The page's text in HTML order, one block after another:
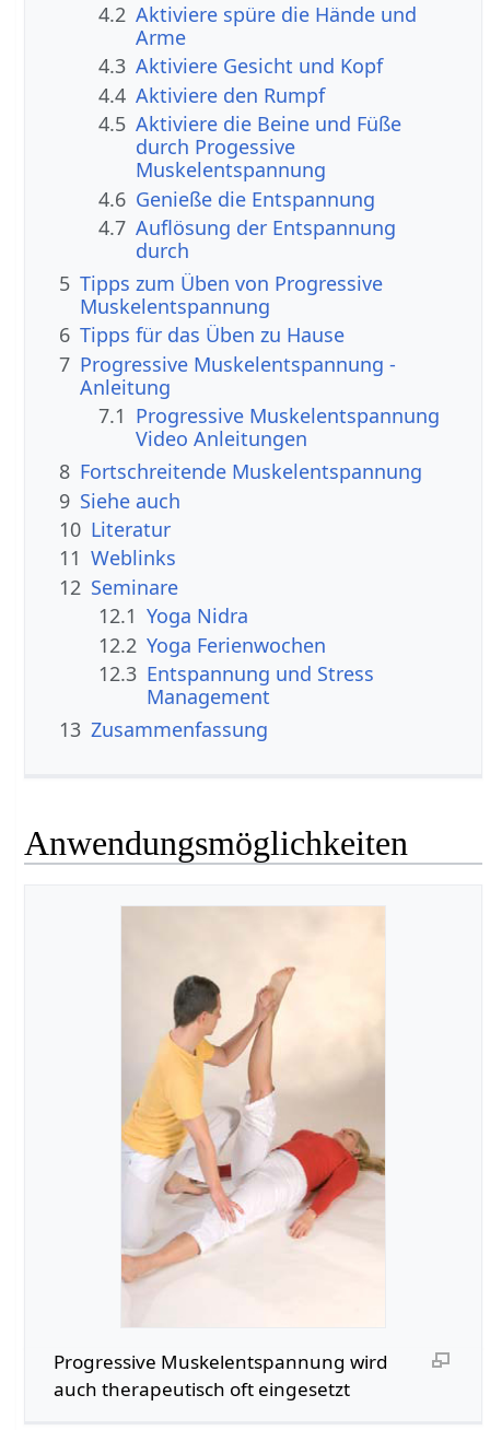
4.2 Aktiviere spüre die Hände und
Arme
4.3 Aktiviere Gesicht und Kopf
4.4 Aktiviere den Rumpf
4.5 Aktiviere die Beine und Füße
durch Progessive
Muskelentspannung
4.6 Genieße die Entspannung
4.7 Auflösung der Entspannung
durch
5 Tipps zum Üben von Progressive
Muskelentspannung
6 Tipps für das Üben zu Hause
7 Progressive Muskelentspannung -
Anleitung
7.1 Progressive Muskelentspannung
Video Anleitungen
8 Fortschreitende Muskelentspannung
9 Siehe auch
10 Literatur
11 Weblinks
12 Seminare
12.1 Yoga Nidra
12.2 Yoga Ferienwochen
12.3 Entspannung und Stress
Management
13 Zusammenfassung
Anwendungsmöglichkeiten
Progressive Muskelentspannung wird
auch therapeutisch oft eingesetzt